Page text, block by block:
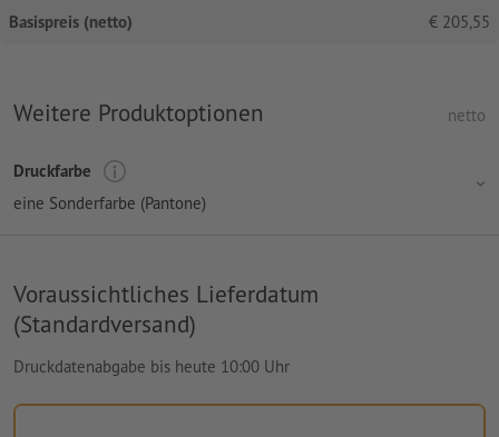
Basispreis (netto) € 205,55
Weitere Produktoptionen netto
Druckfarbe
eine Sonderfarbe (Pantone)
Voraussichtliches Lieferdatum
(Standardversand)
Druckdatenabgabe bis heute 10:00 Uhr